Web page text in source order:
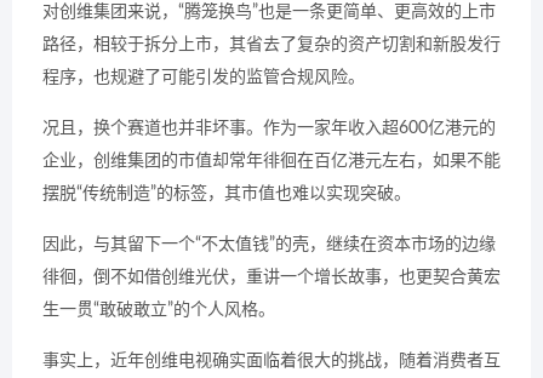
对创维集团来说，“腾笼换鸟”也是一条更简单、更高效的上市
路径，相较于拆分上市，其省去了复杂的资产切割和新股发行
程序，也规避了可能引发的监管合规风险。
况且，换个赛道也并非坏事。作为一家年收入超600亿港元的
企业，创维集团的市值却常年徘徊在百亿港元左右，如果不能
摆脱“传统制造”的标签，其市值也难以实现突破。
因此，与其留下一个“不太值钱”的壳，继续在资本市场的边缘
徘徊，倒不如借创维光伏，重讲一个增长故事，也更契合黄宏
生一贯“敢破敢立”的个人风格。
事实上，近年创维电视确实面临着很大的挑战，随着消费者互